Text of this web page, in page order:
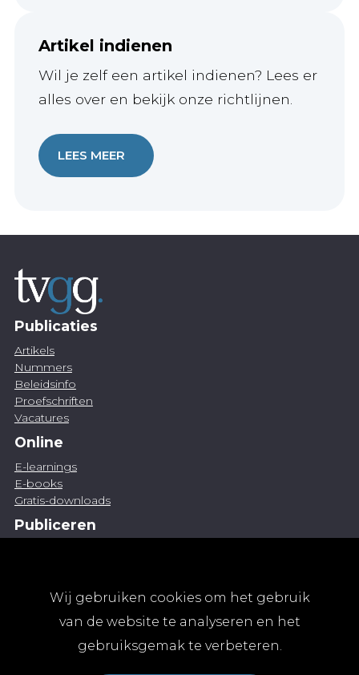
Wij gebruiken cookies om het gebruik
van de website te analyseren en het
gebruiksgemak te verbeteren.
Artikel indienen
Wil je zelf een artikel indienen? Lees er
alles over en bekijk onze richtlijnen.
LEES MEER
Publicaties
Artikels
Nummers
Beleidsinfo
Proefschriften
Vacatures
Online
E-learnings
E-books
Gratis-downloads
Publiceren
Abonnementen
Algemene abonnementsvoorwaarden